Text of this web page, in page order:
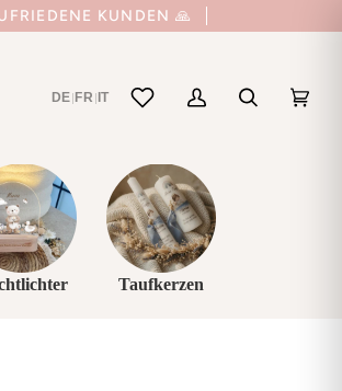
KUNDEN 🙏
DE| FR | IT
Mein
Suchen
Taufkerzen